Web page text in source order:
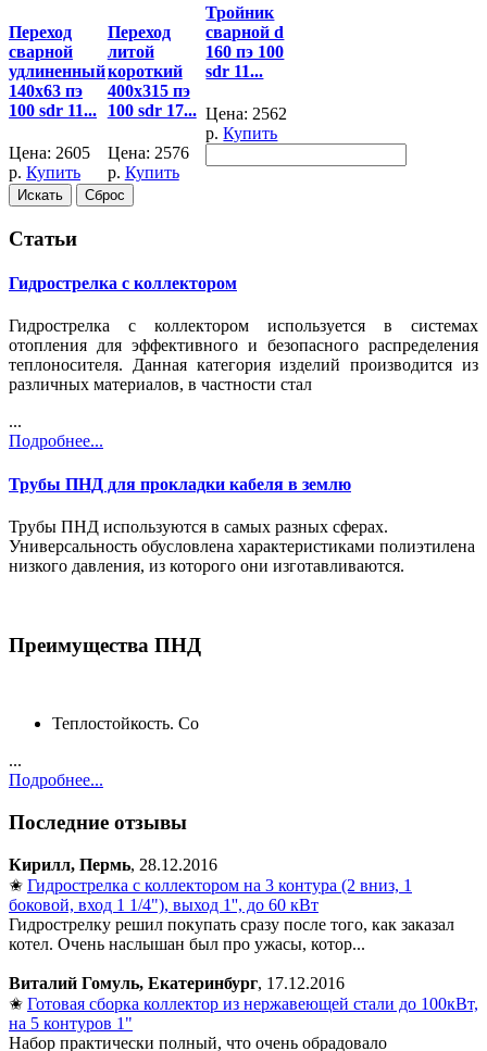
Переход
сварной
удлиненный
140x63 пэ
100 sdr 11...
Цена: 2605
р. Купить
Переход
литой
короткий
400x315 пэ
100 sdr 17...
Цена: 2576
р. Купить
Тройник
сварной d
160 пэ 100
sdr 11...
Цена: 2562
р. Купить
Статьи
Гидрострелка с коллектором
Гидрострелка с коллектором используется в системах
отопления для эффективного и безопасного распределения
теплоносителя. Данная категория изделий производится из
различных материалов, в частности стал
...
Подробнее...
Трубы ПНД для прокладки кабеля в землю
Трубы ПНД используются в самых разных сферах.
Универсальность обусловлена характеристиками полиэтилена
низкого давления, из которого они изготавливаются.
Преимущества ПНД
Теплостойкость. Со
...
Подробнее...
Последние отзывы
Кирилл, Пермь, 28.12.2016
✬ Гидрострелка с коллектором на 3 контура (2 вниз, 1
боковой, вход 1 1/4"), выход 1'', до 60 кВт
Гидрострелку решил покупать сразу после того, как заказал
котел. Очень наслышан был про ужасы, котор...
Виталий Гомуль, Екатеринбург, 17.12.2016
✬ Готовая сборка коллектор из нержавеющей стали до 100кВт,
на 5 контуров 1"
Набор практически полный, что очень обрадовало